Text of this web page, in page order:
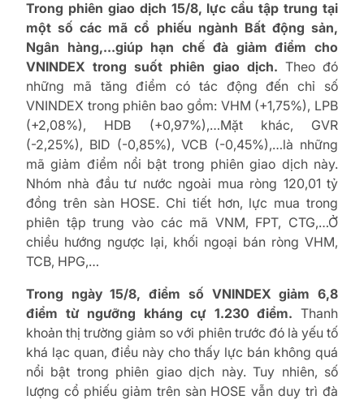
Trong phiên giao dịch 15/8, lực cầu tập trung tại
một số các mã cổ phiếu ngành Bất động sản,
Ngân hàng,…giúp hạn chế đà giảm điểm cho
VNINDEX trong suốt phiên giao dịch. Theo đó
những mã tăng điểm có tác động đến chỉ số
VNINDEX trong phiên bao gồm: VHM (+1,75%), LPB
(+2,08%), HDB (+0,97%),…Mặt khác, GVR
(-2,25%), BID (-0,85%), VCB (-0,45%),…là những
mã giảm điểm nổi bật trong phiên giao dịch này.
Nhóm nhà đầu tư nước ngoài mua ròng 120,01 tỷ
đồng trên sàn HOSE. Chi tiết hơn, lực mua trong
phiên tập trung vào các mã VNM, FPT, CTG,…Ở
chiều hướng ngược lại, khối ngoại bán ròng VHM,
TCB, HPG,…
Trong ngày 15/8, điểm số VNINDEX giảm 6,8
điểm từ ngưỡng kháng cự 1.230 điểm. Thanh
khoản thị trường giảm so với phiên trước đó là yếu tố
khá lạc quan, điều này cho thấy lực bán không quá
nổi bật trong phiên giao dịch này. Tuy nhiên, số
lượng cổ phiếu giảm trên sàn HOSE vẫn duy trì đà